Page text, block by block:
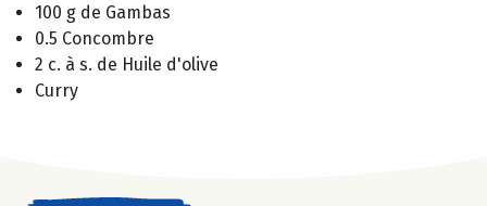
100 g de Gambas
0.5 Concombre
2 c. à s. de Huile d'olive
Curry